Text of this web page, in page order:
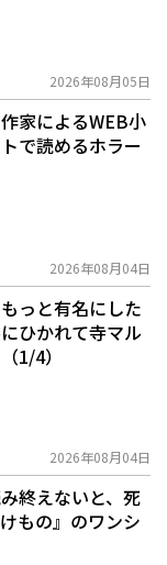
2026年08月05日
家によるWEB小
トで読めるホラー
2026年08月04日
っと有名にした
ひかれて寺マル
1/4）
2026年08月04日
終えないと、死
けもの』のワンシ